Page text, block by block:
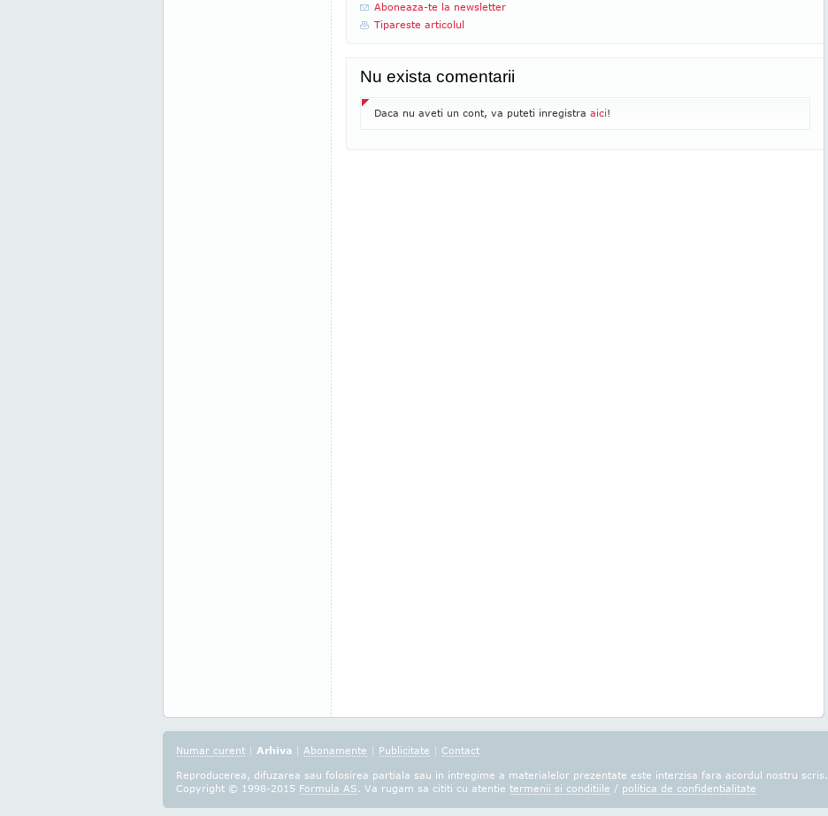
Aboneaza-te la newsletter
Tipareste articolul
Nu exista comentarii
Daca nu aveti un cont, va puteti inregistra aici!
Numar curent | Arhiva | Abonamente | Publicitate | Contact
Reproducerea, difuzarea sau folosirea partiala sau in intregime a materialelor prezentate este interzisa fara acordul nostru scris.
Copyright © 1998-2015 Formula AS. Va rugam sa cititi cu atentie termenii si conditiile / politica de confidentialitate